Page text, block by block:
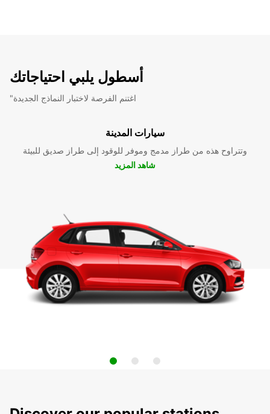
أسطول يلبي احتياجاتك
"اغتنم الفرصة لاختبار النماذج الجديدة
سيارات المدينة
وتتراوح هذه من طراز مدمج وموفر للوقود إلى طراز صديق للبيئة
شاهد المزيد